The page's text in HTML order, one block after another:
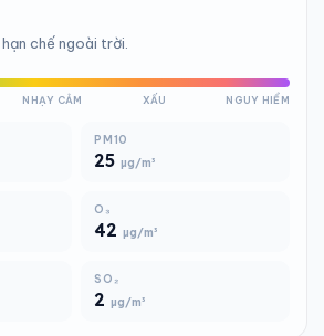
chế ngoài trời.
NHẠY CẢM XẤU NGUY HIỂM
PM10
25 µg/m³
O₃
42 µg/m³
SO₂
2 µg/m³